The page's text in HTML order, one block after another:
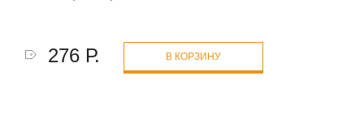
276 Р. В КОРЗИНУ